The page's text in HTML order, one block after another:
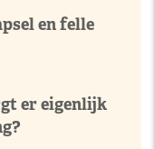
en felle
er eigenlijk